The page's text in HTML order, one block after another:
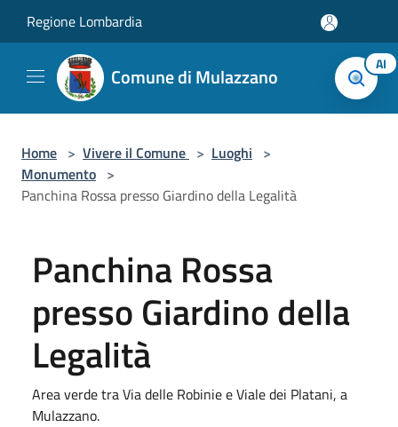
Regione Lombardia
Comune di Mulazzano AI
Home > Vivere il Comune > Luoghi >
Monumento >
Panchina Rossa presso Giardino della Legalità
Panchina Rossa
presso Giardino della
Legalità
Area verde tra Via delle Robinie e Viale dei Platani, a
Mulazzano.